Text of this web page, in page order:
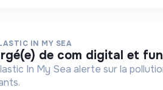
IN MY SEA
de com digital et
plastique et propose des solutions à la source (réduction, réemploi…) en ciblant les plastiques les